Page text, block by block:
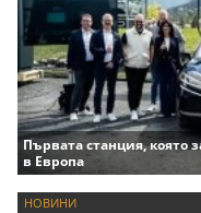
Първата станция, която
в Европа
НОВИНИ